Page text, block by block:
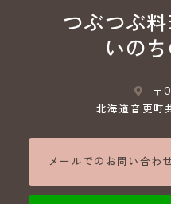
つぶつぶ
いの
〒
北海道音更
メールでのお問い合わ